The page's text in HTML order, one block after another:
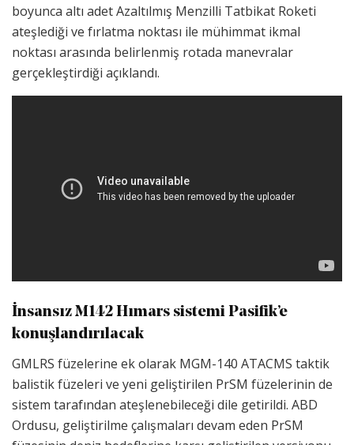
boyunca altı adet Azaltılmış Menzilli Tatbikat Roketi
ateşlediği ve fırlatma noktası ile mühimmat ikmal
noktası arasında belirlenmiş rotada manevralar
gerçekleştirdiği açıklandı.
İnsansız M142 Hımars sistemi Pasifik’e
konuşlandırılacak
GMLRS füzelerine ek olarak MGM-140 ATACMS taktik
balistik füzeleri ve yeni geliştirilen PrSM füzelerinin de
sistem tarafından ateşlenebileceği dile getirildi. ABD
Ordusu, geliştirilme çalışmaları devam eden PrSM